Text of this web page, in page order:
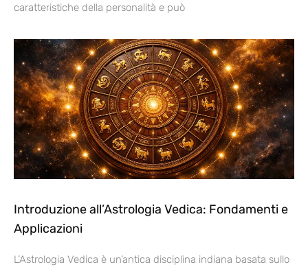
caratteristiche della personalità e può
Introduzione all’Astrologia Vedica: Fondamenti e
Applicazioni
L’Astrologia Vedica è un’antica disciplina indiana basata sullo